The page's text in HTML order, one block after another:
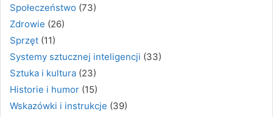
Społeczeństwo (73)
Zdrowie (26)
Sprzęt (11)
Systemy sztucznej inteligencji (33)
Sztuka i kultura (23)
Historie i humor (15)
Wskazówki i instrukcje (39)